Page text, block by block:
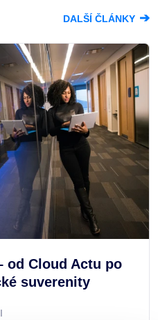
DALŠÍ ČLÁNKY ➔
od Cloud Actu po
suverenity